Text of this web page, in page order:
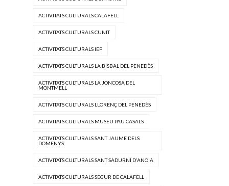
ACTIVITATS CULTURALS CALAFELL
ACTIVITATS CULTURALS CUNIT
ACTIVITATS CULTURALS IEP
ACTIVITATS CULTURALS LA BISBAL DEL PENEDÈS
ACTIVITATS CULTURALS LA JONCOSA DEL
MONTMELL
ACTIVITATS CULTURALS LLORENÇ DEL PENEDÈS
ACTIVITATS CULTURALS MUSEU PAU CASALS
ACTIVITATS CULTURALS SANT JAUME DELS
DOMENYS
ACTIVITATS CULTURALS SANT SADURNÍ D'ANOIA
ACTIVITATS CULTURALS SEGUR DE CALAFELL